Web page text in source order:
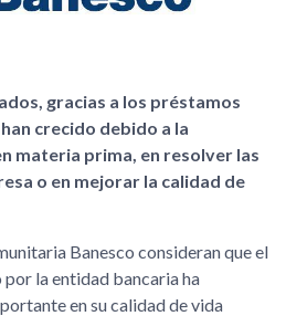
gracias a los préstamos
crecido debido a la
materia prima, en resolver las
o en mejorar la calidad de
Banesco consideran que el
la entidad bancaria ha
en su calidad de vida